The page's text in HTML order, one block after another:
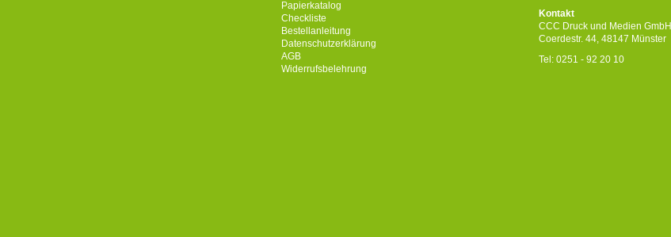
Papierkatalog
Checkliste
Bestellanleitung
Datenschutzerklärung
AGB
Widerrufsbelehrung
Kontakt
CCC Druck und Medien GmbH
Coerdestr. 44, 48147 Münster
Tel: 0251 - 92 20 10